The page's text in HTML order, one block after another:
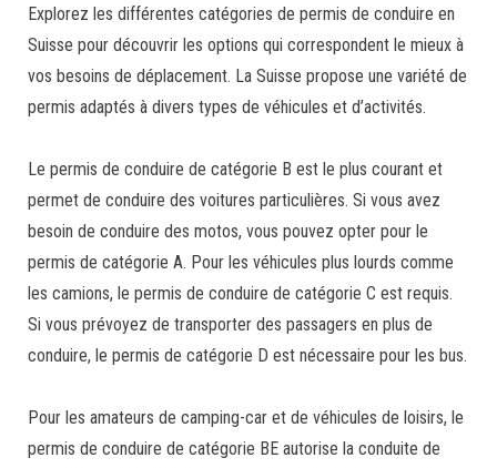
Explorez les différentes catégories de permis de conduire en
Suisse pour découvrir les options qui correspondent le mieux à
vos besoins de déplacement. La Suisse propose une variété de
permis adaptés à divers types de véhicules et d’activités.
Le permis de conduire de catégorie B est le plus courant et
permet de conduire des voitures particulières. Si vous avez
besoin de conduire des motos, vous pouvez opter pour le
permis de catégorie A. Pour les véhicules plus lourds comme
les camions, le permis de conduire de catégorie C est requis.
Si vous prévoyez de transporter des passagers en plus de
conduire, le permis de catégorie D est nécessaire pour les bus.
Pour les amateurs de camping-car et de véhicules de loisirs, le
permis de conduire de catégorie BE autorise la conduite de